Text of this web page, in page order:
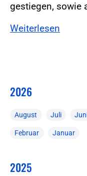
gestiegen, sowie
Weiterlesen
2026
August Juli
Februar Januar
2025